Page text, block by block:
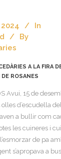
In
By
A LA FIRA
ROSANES
Avui, 15 de
d’escudella
a bullir com
les cuineres i
de pa
s’apropava a